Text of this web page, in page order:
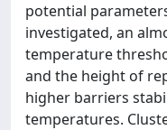
potential
investigated, an
temperature
and the height of
higher barriers
temperatures.